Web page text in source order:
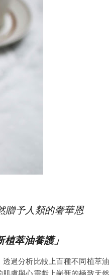
贈予人類的奢華恩
萃油養護」
過分析比較上百種不同植萃
膚與心靈獻上嶄新的極致天